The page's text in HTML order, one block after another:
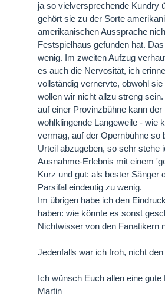
ja so vielversprechende Kundry
gehört sie zu der Sorte
amerikanischen Aussprache
Festspielhaus gefunden hat.
wenig. Im zweiten Aufzug
es auch die Nervosität, ich
vollständig vernervte, obwohl
wollen wir nicht allzu streng
auf einer Provinzbühne kann
wohlklingende Langeweile - wie
vermag, auf der Opernbühne
Urteil abzugeben, so sehr stehe
Ausnahme-Erlebnis mit einem
Kurz und gut: als bester Sänger
Parsifal eindeutig zu wenig.
Im übrigen habe ich den
haben: wie könnte es sonst
Nichtwisser von den Fanatikern
Jedenfalls war ich froh, nicht
Ich wünsch Euch allen eine gute
Martin